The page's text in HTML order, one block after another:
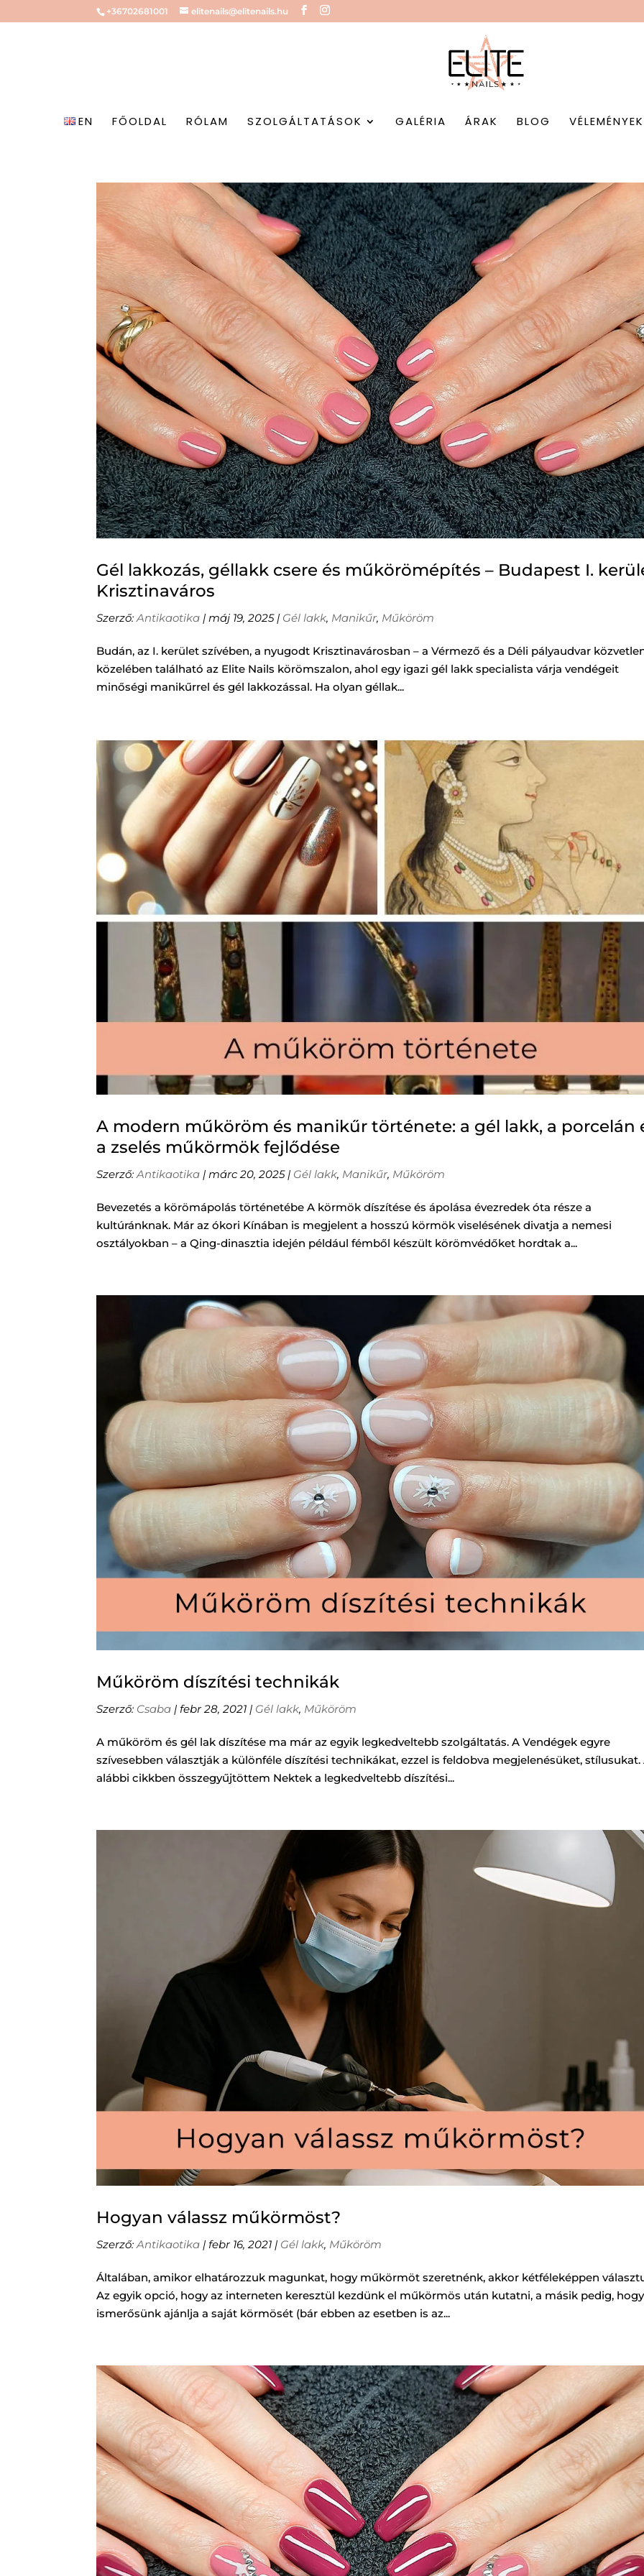
+36702681001 elitenails@elitenails.hu
EN FŐOLDAL RÓLAM SZOLGÁLTATÁSOK GALÉRIA ÁRAK BLOG VÉLEMÉNYEK
Gél lakkozás, géllakk csere és műkörömépítés – Budapest I.
Krisztinaváros
Szerző:Antikaotika | máj 19, 2025| Gél lakk, Manikűr, Műköröm
Budán, az I. kerület szívében, a nyugodt Krisztinavárosban – a Vérmező és a Déli pályaudvar
közelében található az Elite Nails körömszalon, ahol egy igazi gél lakk specialista várja vendégeit
minőségi manikűrrel és gél lakkozással. Ha olyan géllak...
A modern műköröm és manikűr története: a gél lakk, a porcelán
a zselés műkörmök fejlődése
Szerző:Antikaotika | márc 20, 2025| Gél lakk, Manikűr, Műköröm
Bevezetés a körömápolás történetébe A körmök díszítése és ápolása évezredek óta része a
kultúránknak. Már az ókori Kínában is megjelent a hosszú körmök viselésének divatja a nemesi
osztályokban – a Qing-dinasztia idején például fémből készült körömvédőket hordtak a...
Műköröm díszítési technikák
Szerző: Csaba | febr 28, 2021 | Gél lakk, Műköröm
A műköröm és gél lak díszítése ma már az egyik legkedveltebb szolgáltatás. A Vendégek egyre
szívesebben választják a különféle díszítési technikákat, ezzel is feldobva megjelenésüket, stílusukat.
alábbi cikkben összegyűjtöttem Nektek a legkedveltebb díszítési...
Hogyan válassz műkörmöst?
Szerző:Antikaotika | febr 16, 2021 | Gél lakk, Műköröm
Általában, amikor elhatározzuk magunkat, hogy műkörmöt szeretnénk, akkor kétféleképpen
Az egyik opció, hogy az interneten keresztül kezdünk el műkörmös után kutatni, a másik pedig, hogy
ismerősünk ajánlja a saját körmösét (bár ebben az esetben is az...